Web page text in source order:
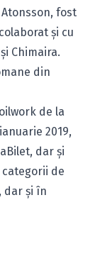
fost
şi cu
Chimaira.
din
de la
2019,
dar şi
de
dar şi în